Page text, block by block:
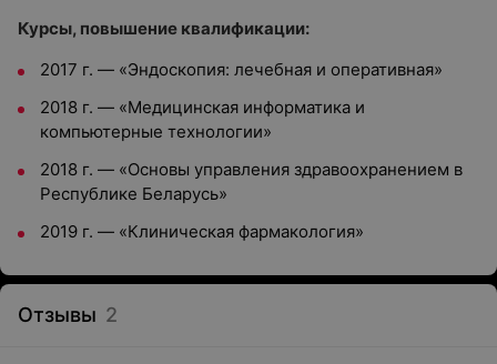
Курсы, повышение квалификации:
2017 г. — «Эндоскопия: лечебная и оперативная»
2018 г. — «Медицинская информатика и
компьютерные технологии»
2018 г. — «Основы управления здравоохранением в
Республике Беларусь»
2019 г. — «Клиническая фармакология»
Отзывы 2